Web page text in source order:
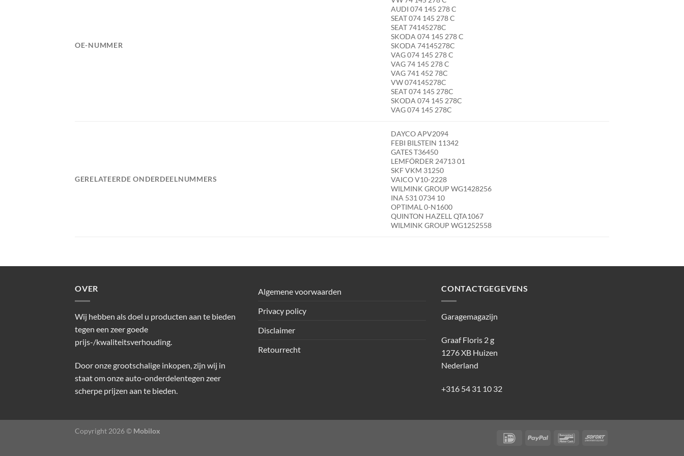
OE-NUMMER
AUDI 074 145 278 C
SEAT 074 145 278 C
SEAT 74145278C
SKODA 074 145 278 C
SKODA 74145278C
VAG 074 145 278 C
VAG 74 145 278 C
VAG 741 452 78C
VW 074145278C
SEAT 074 145 278C
SKODA 074 145 278C
VAG 074 145 278C
GERELATEERDE ONDERDEELNUMMERS
DAYCO APV2094
FEBI BILSTEIN 11342
GATES T36450
LEMFÖRDER 24713 01
SKF VKM 31250
VAICO V10-2228
WILMINK GROUP WG1428256
INA 531 0734 10
OPTIMAL 0-N1600
QUINTON HAZELL QTA1067
WILMINK GROUP WG1252558
OVER
Wij hebben als doel u producten aan te bieden
tegen een zeer goede
prijs-/kwaliteitsverhouding.
Door onze grootschalige inkopen, zijn wij in
staat om onze auto-onderdelentegen zeer
scherpe prijzen aan te bieden.
Algemene voorwaarden
Privacy policy
Disclaimer
Retourrecht
CONTACTGEGEVENS
Garagemagazijn
Graaf Floris 2 g
1276 XB Huizen
Nederland
+316 54 31 10 32
Copyright 2026 © Mobilox